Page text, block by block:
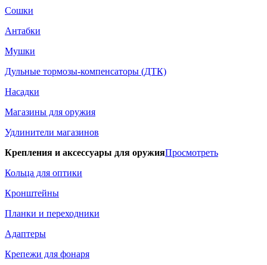
Сошки
Антабки
Мушки
Дульные тормозы-компенсаторы (ДТК)
Насадки
Магазины для оружия
Удлинители магазинов
Крепления и аксессуары для оружияПросмотреть
Кольца для оптики
Кронштейны
Планки и переходники
Адаптеры
Крепежи для фонаря